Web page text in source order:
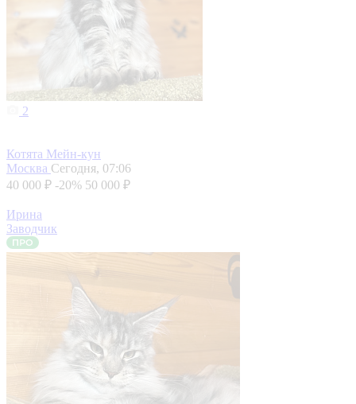
2
Котята Мейн-кун
Москва Сегодня, 07:06
40 000 ₽ -20% 50 000 ₽
Ирина
Заводчик